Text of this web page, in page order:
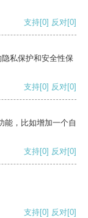
支持[0] 反对[0]
私保护和安全性保
支持[0] 反对[0]
能，比如增加一个自
支持[0] 反对[0]
支持[0] 反对[0]